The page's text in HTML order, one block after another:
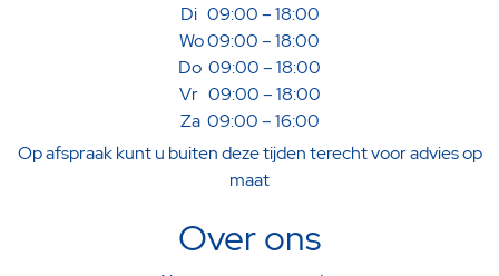
Di 09:00 – 18:00
Wo 09:00 – 18:00
Do 09:00 – 18:00
Vr 09:00 – 18:00
Za 09:00 – 16:00
Op afspraak kunt u buiten deze tijden terecht voor advies op
maat
Over ons